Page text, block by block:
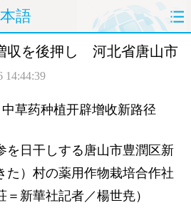
語
政治 経済
収を後押し 河北省唐山市
14:44:39
を日干しする唐山市豊潤区新
た）村の薬用作物栽培合作社
新華社記者／楊世尭）